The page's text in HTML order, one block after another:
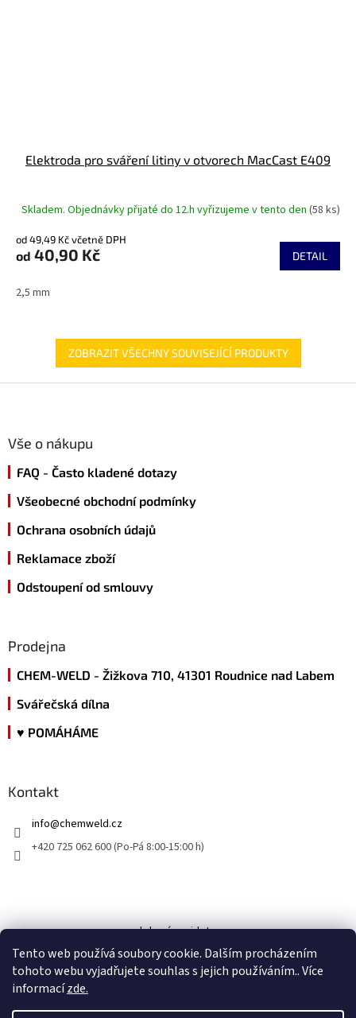
Tento web používá soubory cookie. Dalším procházením
tohoto webu vyjadřujete souhlas s jejich používáním.. Více
informacízde.
Elektroda pro sváření litiny v otvorech MacCast E409
Skladem. Objednávky přijaté do 12.h vyřizujeme v tento den (58 ks)
od 49,49 Kč včetně DPH
od 40,90 Kč DETAIL
2,5 mm
ZOBRAZIT VŠECHNY SOUVISEJÍCÍ PRODUKTY
Vše o nákupu
FAQ - Často kladené dotazy
Všeobecné obchodní podmínky
Ochrana osobních údajů
Reklamace zboží
Odstoupení od smlouvy
Prodejna
CHEM-WELD - Žižkova 710, 41301 Roudnice nad Labem
Svářečská dílna
♥ POMÁHÁME
Kontakt
info@chemweld.cz
+420 725 062 600 (Po-Pá 8:00-15:00 h)
kde nás najdete